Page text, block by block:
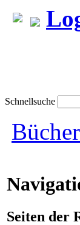
Schnellsuche
Bücher
Seiten der